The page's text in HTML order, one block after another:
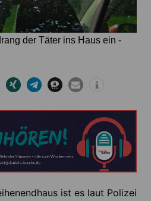
der Täter ins Haus ein -
ist es laut Polizei